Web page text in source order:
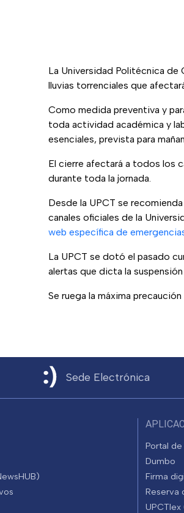
La Universidad Politécnica de
lluvias torrenciales que
Como medida preventiva y
toda actividad académica y
esenciales, prevista para
El cierre afectará a todos los
durante toda la jornada.
Desde la UPCT se
canales oficiales de la
web específica de
La UPCT se dotó el pasado
alertas que dicta la
Se ruega la máxima
Sede Electrónica
Portal
Dumbo
Firma
Reserva